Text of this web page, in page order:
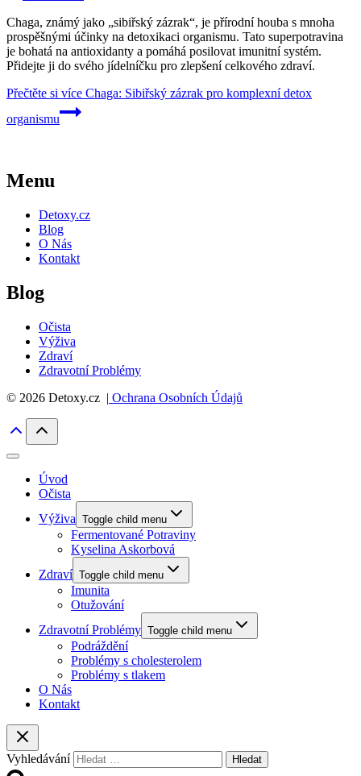
Chaga, známý jako „sibiřský zázrak“, je přírodní houba s mnoha
prospěšnými účinky na detoxikaci organismu. Tato superpotravina
je bohatá na antioxidanty a pomáhá posilovat imunitní systém.
Přidejte ji do svého jídelníčku pro zlepšení celkového zdraví.
Přečtěte si více Chaga: Sibiřský zázrak pro komplexní detox
organismu
Menu
Detoxy.cz
Blog
O Nás
Kontakt
Blog
Očista
Výživa
Zdraví
Zdravotní Problémy
© 2026 Detoxy.cz | Ochrana Osobních Údajů
Úvod
Očista
Výživa Toggle child menu
Fermentované Potraviny
Kyselina Askorbová
Zdraví Toggle child menu
Imunita
Otužování
Zdravotní Problémy Toggle child menu
Podráždění
Problémy s cholesterolem
Problémy s tlakem
O Nás
Kontakt
Vyhledávání